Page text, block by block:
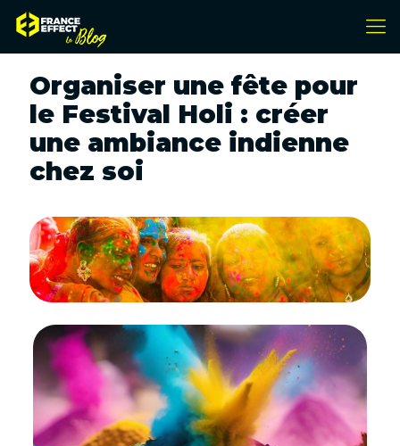
Organiser une fête pour
le Festival Holi : créer
une ambiance indienne
chez soi